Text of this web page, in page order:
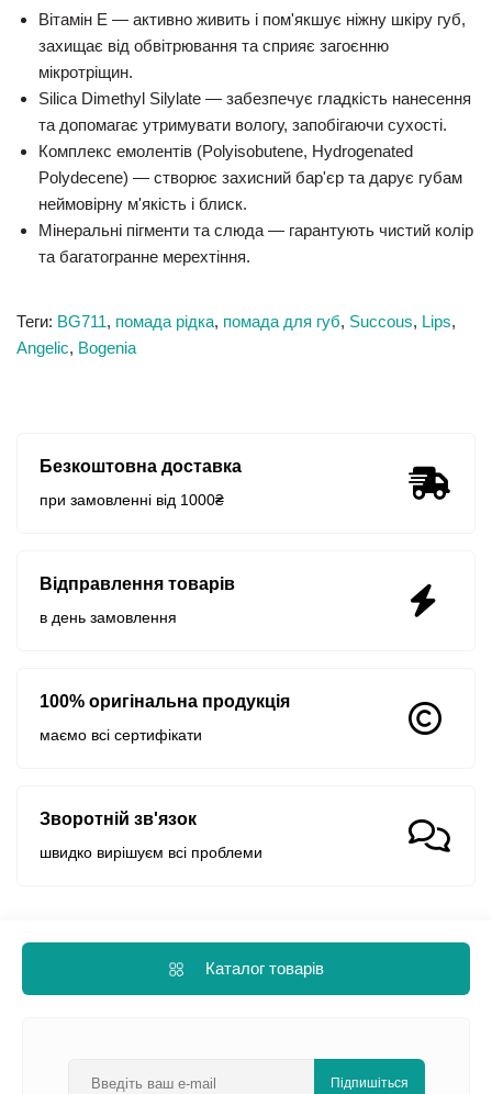
Вітамін E — активно живить і пом'якшує ніжну шкіру губ,
захищає від обвітрювання та сприяє загоєнню
мікротріщин.
Silica Dimethyl Silylate — забезпечує гладкість нанесення
та допомагає утримувати вологу, запобігаючи сухості.
Комплекс емолентів (Polyisobutene, Hydrogenated
Polydecene) — створює захисний бар'єр та дарує губам
неймовірну м'якість і блиск.
Мінеральні пігменти та слюда — гарантують чистий колір
та багатогранне мерехтіння.
Теги: BG711, помада рідка, помада для губ, Succous, Lips,
Angelic, Bogenia
Безкоштовна доставка
при замовленні від 1000₴
Відправлення товарів
в день замовлення
100% оригінальна продукція
маємо всі сертифікати
Зворотній зв'язок
швидко вирішуєм всі проблеми
Каталог товарів
Підпишіться